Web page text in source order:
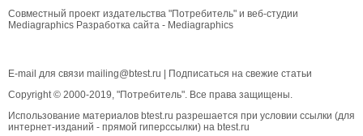
Совместный проект издательства "Потребитель" и веб-студии
Mediagraphics Разработка сайта - Mediagraphics
E-mail для связи mailing@btest.ru
Подписаться на свежие статьи
Copyright © 2000-2019, "Потребитель". Все права защищены.
Использование материалов btest.ru разрешается при условии ссылки (для
интернет-изданий - прямой гиперссылки) на btest.ru